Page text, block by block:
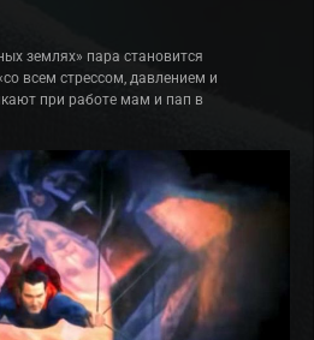
землях» пара становится
всем стрессом, давлением и
при работе мам и пап в